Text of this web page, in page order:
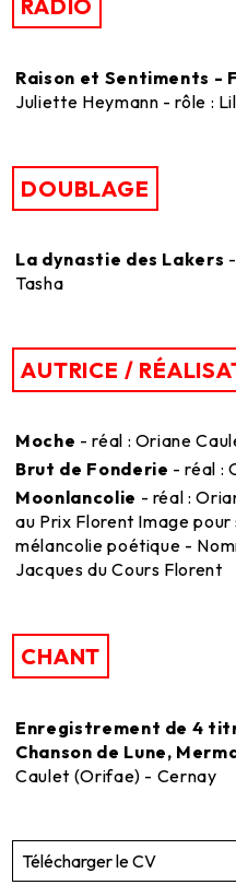
RADIO
Raison et Sentiments -
Juliette Heymann - rôle :
DOUBLAGE
La dynastie des Lakers
Tasha
AUTRICE /
Moche - réal : Oriane
Brut de Fonderie - réal :
Moonlancolie - réal :
au Prix Florent Image
mélancolie poétique -
Jacques du Cours Florent
CHANT
Enregistrement de 4
Chanson de Lune,
Caulet (Orifae) - Cernay
Télécharger le CV